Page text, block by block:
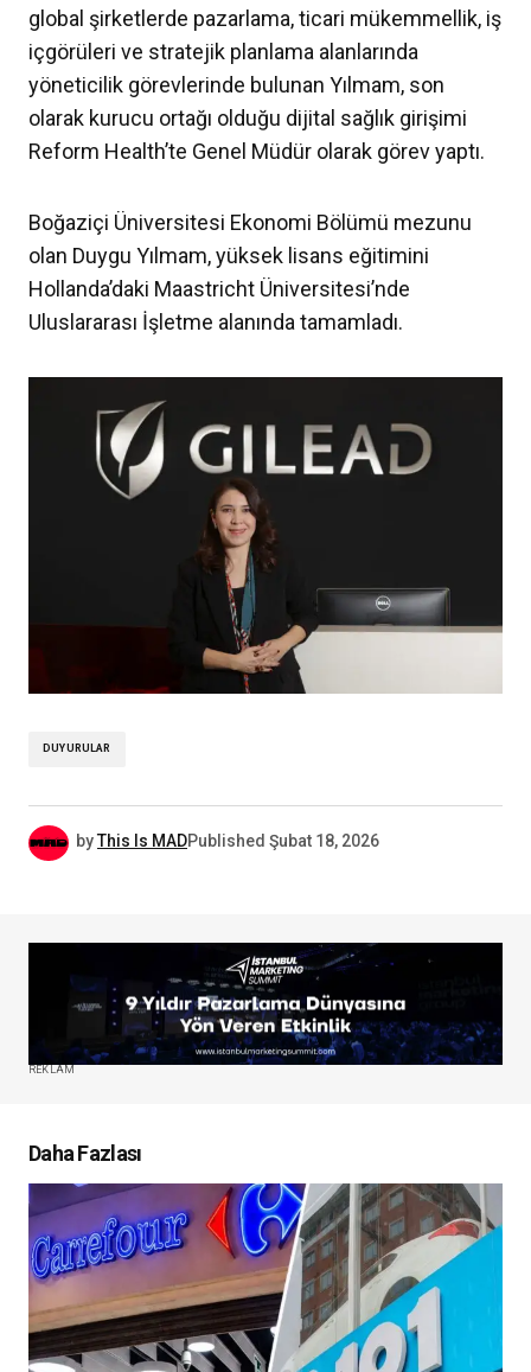
global şirketlerde pazarlama, ticari mükemmellik, iş
içgörüleri ve stratejik planlama alanlarında
yöneticilik görevlerinde bulunan Yılmam, son
olarak kurucu ortağı olduğu dijital sağlık girişimi
Reform Health’te Genel Müdür olarak görev yaptı.
Boğaziçi Üniversitesi Ekonomi Bölümü mezunu
olan Duygu Yılmam, yüksek lisans eğitimini
Hollanda’daki Maastricht Üniversitesi’nde
Uluslararası İşletme alanında tamamladı.
DUYURULAR
byThis Is MADPublished Şubat 18, 2026
REKLAM
Daha Fazlası